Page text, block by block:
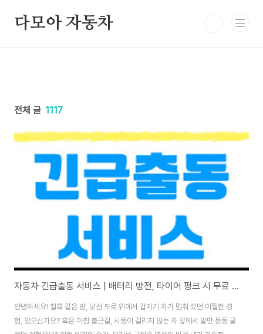
다모아 자동차
전체 글 1117
자동차 긴급출동 서비스 | 배터리 방전, 타이어 펑크 시 무료 이용 방법 (보험, 비용)
안녕하세요! 칠흑 같은 밤, 낯선 도로 위에서 갑자기 차가 멈춰 섰던 아찔한 경
험, 있으신가요? 혹은 아침 출근길, 시동이 걸리지 않는 차 앞에서 발만 동동 굴